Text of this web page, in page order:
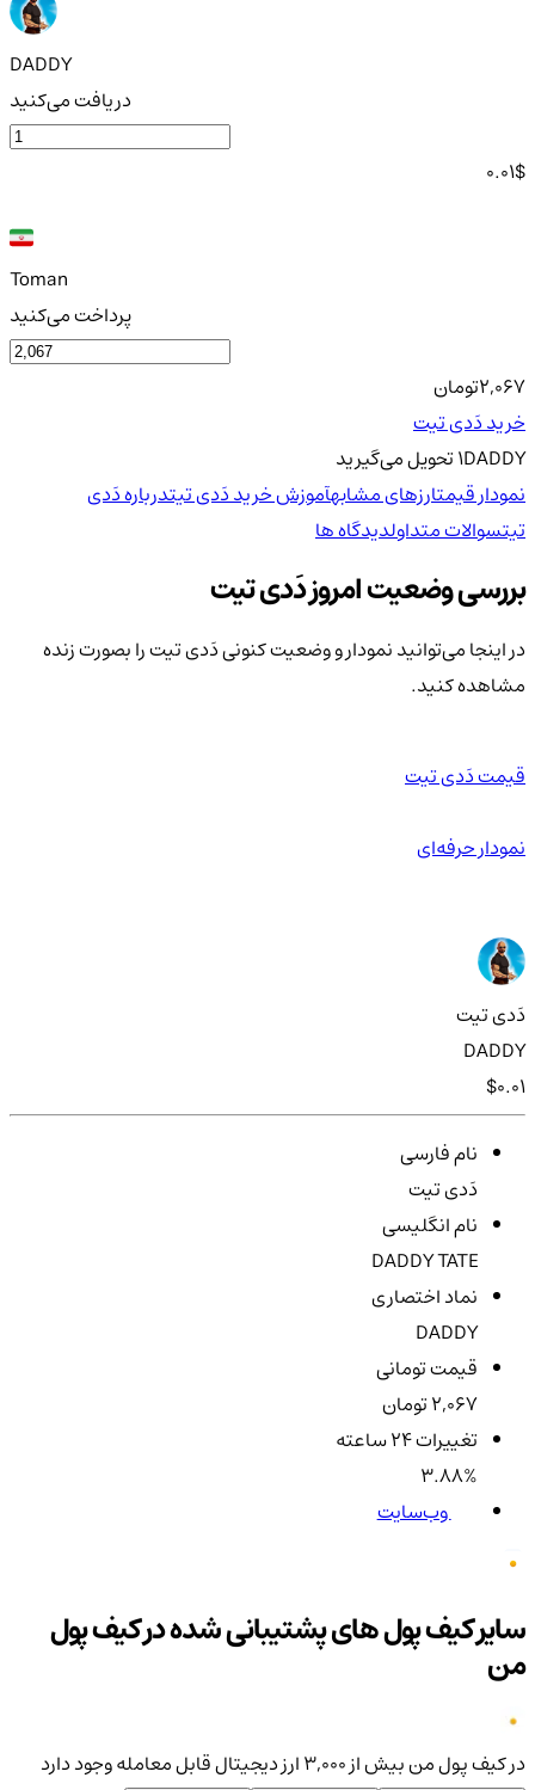
DADDY
دریافت می‌کنید
0.01$
Toman
پرداخت می‌کنید
2,067تومان
خرید دَدی تیت
1DADDYتحویلمی‌گیرید
نمودار قیمتارزهای مشابهآموزش خرید دَدی تیتدرباره دَدی
تیتسوالات متداولدیدگاه ها
بررسی وضعیت امروز دَدی تیت
در اینجا می‌توانید نمودار و وضعیت کنونی دَدی تیت را بصورت زنده
مشاهده کنید.
قیمت دَدی تیت
نمودار حرفه‌ای
دَدی تیت
DADDY
$0.01
نام فارسی
دَدی تیت
نام انگلیسی
DADDY TATE
نماد اختصاری
DADDY
قیمت تومانی
2,067 تومان
تغییرات ۲۴ ساعته
3.88%
وب‌سایت
سایر کیف پول های پشتیبانی شده در کیف پول
من
در کیف پول من بیش از ۳,۰۰۰ ارز دیجیتال قابل معامله وجود دارد